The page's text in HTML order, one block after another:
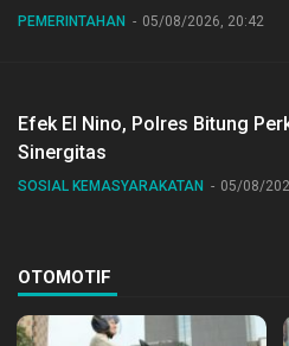
Dr Sirajudin Lasena Ikut Jalan
PEMERINTAHAN 05/08/2026, 20:42
Efek El Nino, Polres Bitung
Sinergitas
SOSIAL KEMASYARAKATAN 05/08/
OTOMOTIF